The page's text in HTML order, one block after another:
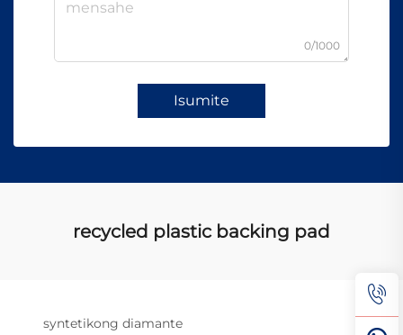
0/1000
Isumite
recycled plastic backing pad
syntetikong diamante